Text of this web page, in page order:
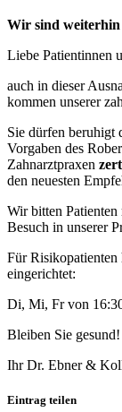
Wir sind weiterhin
Liebe Patientinnen
auch in dieser
kommen unserer
Sie dürfen beruhigt
Vorgaben des
Zahnarztpraxen
den neuesten
Wir bitten
Besuch in unserer
Für Risikopatienten
eingerichtet:
Di, Mi, Fr von
Bleiben Sie gesund!
Ihr Dr. Ebner &
Eintrag teilen